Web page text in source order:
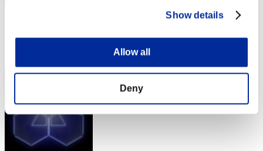
Show details
Allow all
Deny
Posición